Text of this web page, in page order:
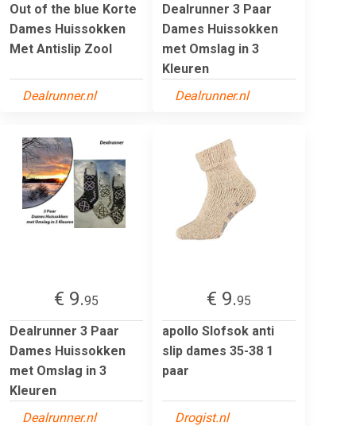
Out of the blue Korte
Dames Huissokken
Met Antislip Zool
Dealrunner.nl
Dealrunner 3 Paar
Dames Huissokken
met Omslag in 3
Kleuren
Dealrunner.nl
€ 9.95
Dealrunner 3 Paar
Dames Huissokken
met Omslag in 3
Kleuren
Dealrunner.nl
€ 9.95
apollo Slofsok anti
slip dames 35-38 1
paar
Drogist.nl